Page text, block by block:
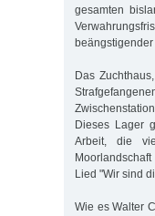
gesamten
Das
Dieses Lager
Arbeit, die
Lied "Wir sind
Wie es Walter